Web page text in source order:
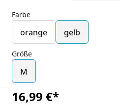
Farbe
orange gelb
Größe
M
16,99 €*